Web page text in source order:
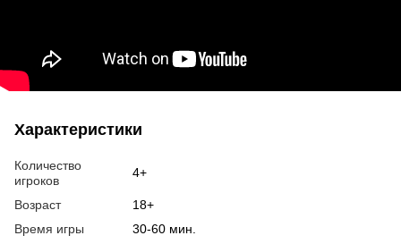
Характеристики
Количество
игроков
4+
Возраст
18+
Время игры
30-60 мин.